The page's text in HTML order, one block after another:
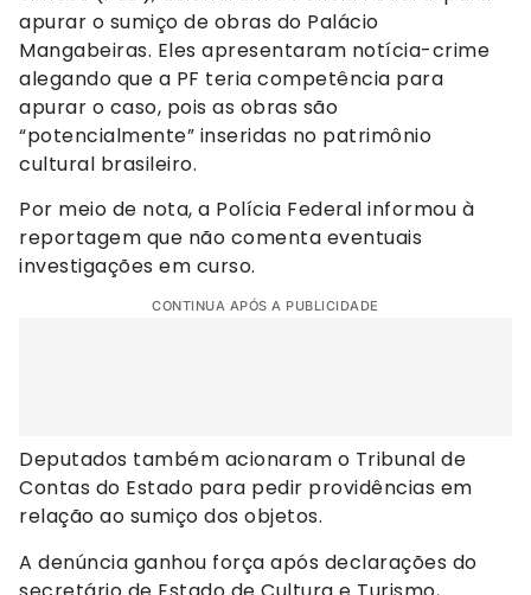
apurar o sumiço de obras do Palácio
Mangabeiras. Eles apresentaram notícia-crime
alegando que a PF teria competência para
apurar o caso, pois as obras são
“potencialmente” inseridas no patrimônio
cultural brasileiro.
Por meio de nota, a Polícia Federal informou à
reportagem que não comenta eventuais
investigações em curso.
CONTINUA APÓS A PUBLICIDADE
Deputados também acionaram o Tribunal de
Contas do Estado para pedir providências em
relação ao sumiço dos objetos.
A denúncia ganhou força após declarações do